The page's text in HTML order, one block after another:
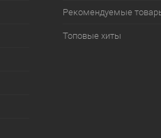
Рекомендуемые
Топовые хиты